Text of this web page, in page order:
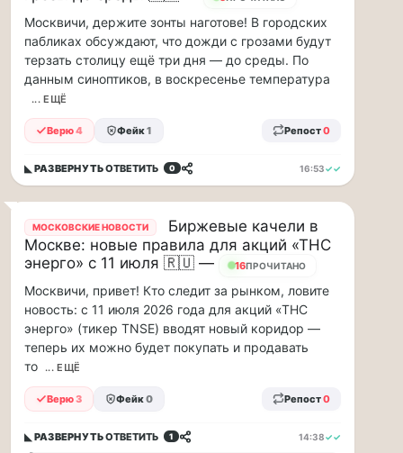
Москве
Чайковского!…
Друзья,
приглашаем
музыкальную
прогулку
по
Москве
Чайковского!
16.08
|
16:00
Петр
Ильич
Чайковский
—
один
из
исповедальных
русских
композиторов,
инсайды
Москвы
Москвичи, держите зонты наготове! В городских
пабликах обсуждают, что дожди с грозами будут
терзать столицу ещё три дня — до среды. По
данным синоптиков, в воскресенье температура
... ЕЩЁ
Верю4 Фейк1 Репост0
◣ РАЗВЕРНУТЬОТВЕТИТЬ 0 16:53✓✓
МОСКОВСКИЕ НОВОСТИ
Биржевые качели в
Москве: новые правила для акций «ТНС
энерго» с 11 июля 🇷🇺 —
16ПРОЧИТАНО
Москвичи, привет! Кто следит за рынком, ловите
новость: с 11 июля 2026 года для акций «ТНС
энерго» (тикер TNSE) вводят новый коридор —
теперь их можно будет покупать и продавать
то
... ЕЩЁ
Верю3 Фейк0 Репост0
◣ РАЗВЕРНУТЬОТВЕТИТЬ 1 14:38✓✓